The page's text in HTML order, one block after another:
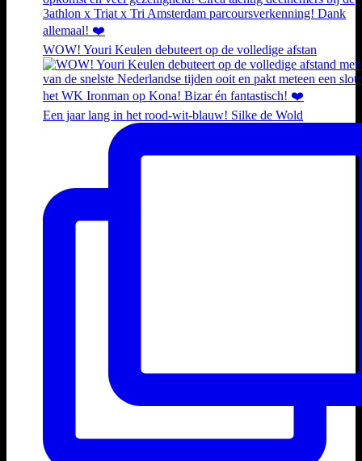
WOW! Youri Keulen debuteert op de volledige afstan
Een jaar lang in het rood-wit-blauw! Silke de Wold